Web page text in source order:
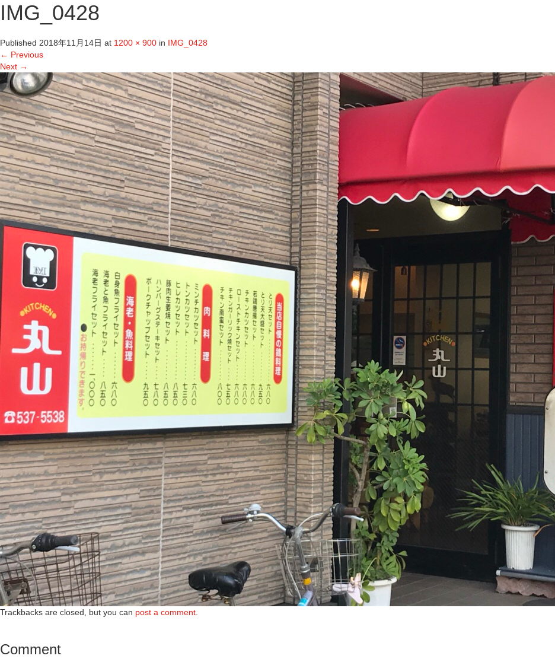
IMG_0428
Published 2018年11月14日 at 1200 × 900 in IMG_0428
← Previous
Next →
Trackbacks are closed, but you can post a comment
Comment